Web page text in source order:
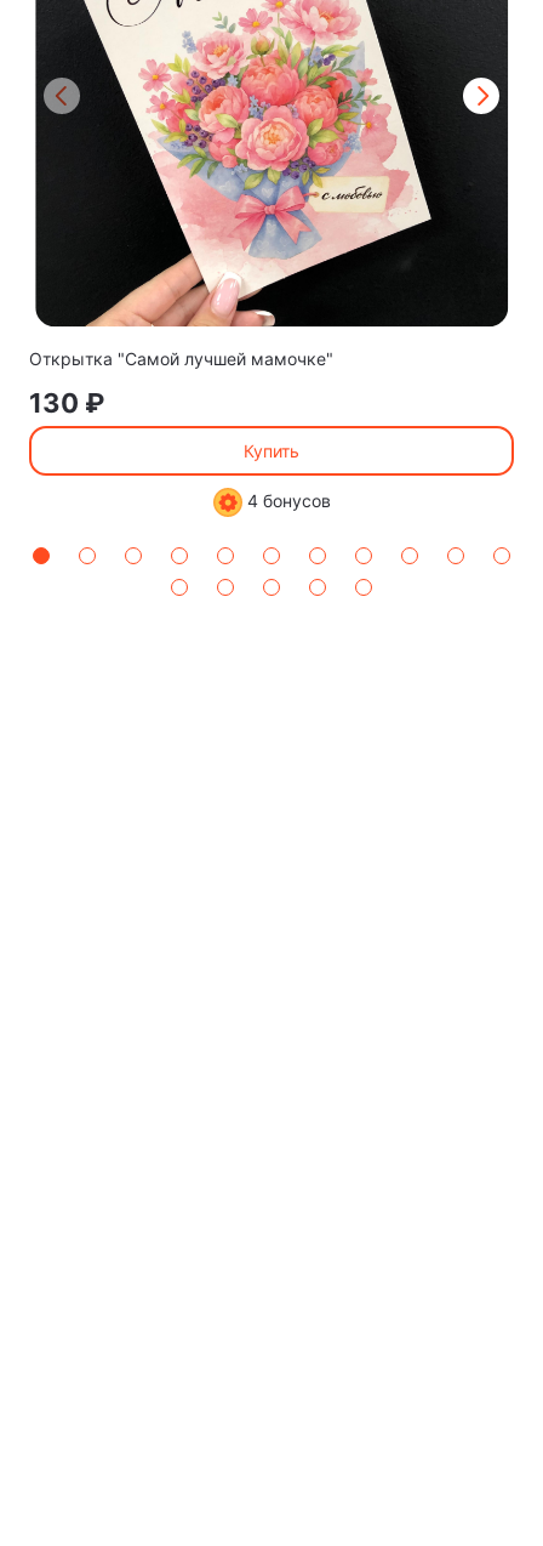
Открытка "Самой лучшей мамочке"
130 ₽
Купить
4 бонусов